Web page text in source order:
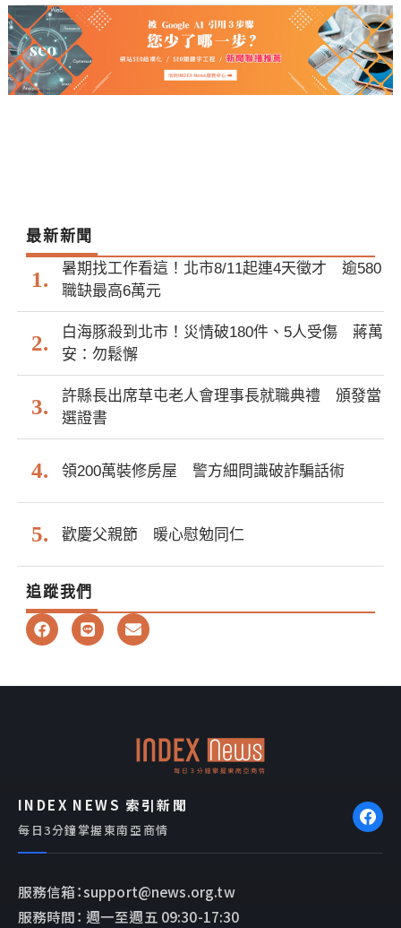
最新新聞
暑期找工作看這！北市8/11起連4天徵才 逾580
職缺最高6萬元
白海豚殺到北市！災情破180件、5人受傷 蔣萬
安：勿鬆懈
許縣長出席草屯老人會理事長就職典禮 頒發當
選證書
領200萬裝修房屋 警方細問識破詐騙話術
歡慶父親節 暖心慰勉同仁
追蹤我們
F
a
b
L
i
E
n
l
e
INDEX NEWS 索引新聞
每日3分鐘掌握東南亞商情
服務信箱：support@news.org.tw
服務時間： 週一至週五 09:30-17:30